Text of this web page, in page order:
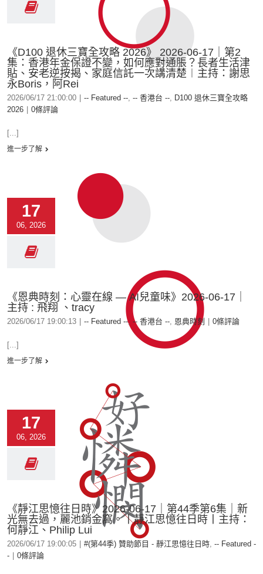
《D100 退休三寶全攻略 2026》 2026-06-17｜第2
集：香港年金保證不變，如何應對通脹？長者生活津
貼、安老逆按揭、家庭信託一次講清楚︱主持：謝思
永Boris，阿Rei
2026/06/17 21:00:00 -- Featured --, -- 香港台 --, D100 退休三寶全攻略
2026
0條評論
[...]
進一步了解
17
06, 2026
《恩典時刻：心靈在線 — AI兒童味》2026-06-17｜
主持 : 飛翔 、tracy
2026/06/17 19:00:13 -- Featured --, -- 香港台 --, 恩典時刻 0條評論
[...]
進一步了解
17
06, 2026
《靜江思憶往日時》2026-06-17｜第44季第6集｜新
光無去過，麗池銷金窩。丨靜江思憶往日時丨主持：
何靜江、Philip Lui
2026/06/17 19:00:05 #(第44季) 贊助節目 - 靜江思憶往日時, -- Featured -
-
0條評論